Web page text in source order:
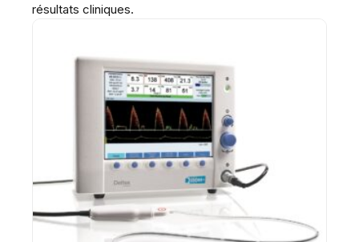
résultats cliniques.